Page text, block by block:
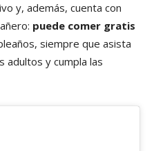
y, además, cuenta con
puede comer gratis
siempre que asista
adultos y cumpla las